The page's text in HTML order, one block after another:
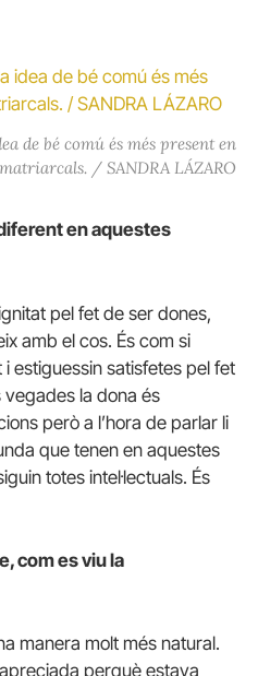
de bé comú és més present en
/ SANDRA LÁZARO
en aquestes
pel fet de ser dones,
amb el cos. És com si
i estiguessin satisfetes pel fet
la dona és
però a l’hora de parlar li
que tenen en aquestes
totes intel·lectuals. És
com es viu la
manera molt més natural.
perquè estava